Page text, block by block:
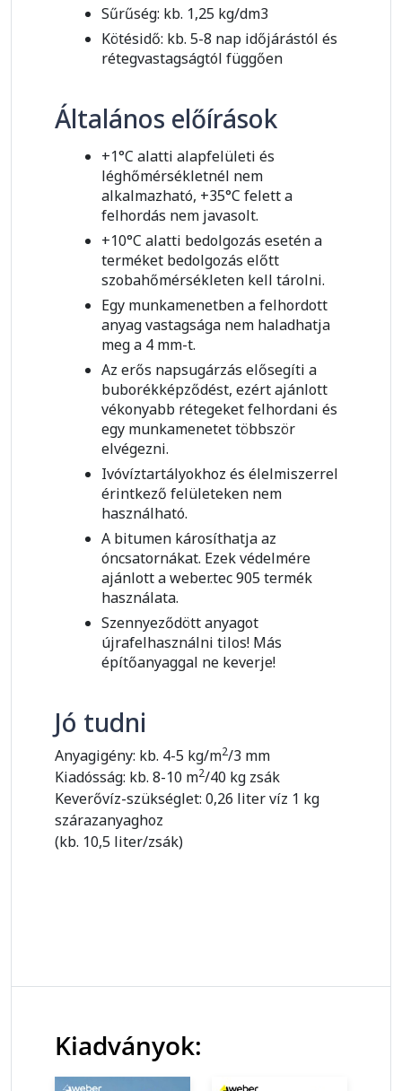
Sűrűség: kb. 1,25 kg/dm3
Kötésidő: kb. 5-8 nap időjárástól és
rétegvastagságtól függően
Általános előírások
+1°C alatti alapfelületi és
léghőmérsékletnél nem
alkalmazható, +35°C felett a
felhordás nem javasolt.
+10°C alatti bedolgozás esetén a
terméket bedolgozás előtt
szobahőmérsékleten kell tárolni.
Egy munkamenetben a felhordott
anyag vastagsága nem haladhatja
meg a 4 mm-t.
Az erős napsugárzás elősegíti a
buborékképződést, ezért ajánlott
vékonyabb rétegeket felhordani és
egy munkamenetet többször
elvégezni.
Ivóvíztartályokhoz és élelmiszerrel
érintkező felületeken nem
használható.
A bitumen károsíthatja az
óncsatornákat. Ezek védelmére
ajánlott a weber.tec 905 termék
használata.
Szennyeződött anyagot
újrafelhasználni tilos! Más
építőanyaggal ne keverje!
Jó tudni
Anyagigény: kb. 4-5 kg/m2/3 mm
Kiadósság: kb. 8-10 m2/40 kg zsák
Keverővíz-szükséglet: 0,26 liter víz 1 kg
szárazanyaghoz
(kb. 10,5 liter/zsák)
Kiadványok: